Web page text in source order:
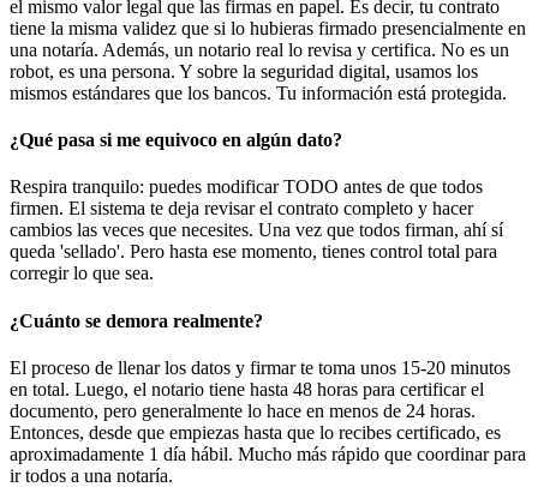
el mismo valor legal que las firmas en papel. Es decir, tu contrato
tiene la misma validez que si lo hubieras firmado presencialmente en
una notaría. Además, un notario real lo revisa y certifica. No es un
robot, es una persona. Y sobre la seguridad digital, usamos los
mismos estándares que los bancos. Tu información está protegida.
¿Qué pasa si me equivoco en algún dato?
Respira tranquilo: puedes modificar TODO antes de que todos
firmen. El sistema te deja revisar el contrato completo y hacer
cambios las veces que necesites. Una vez que todos firman, ahí sí
queda 'sellado'. Pero hasta ese momento, tienes control total para
corregir lo que sea.
¿Cuánto se demora realmente?
El proceso de llenar los datos y firmar te toma unos 15-20 minutos
en total. Luego, el notario tiene hasta 48 horas para certificar el
documento, pero generalmente lo hace en menos de 24 horas.
Entonces, desde que empiezas hasta que lo recibes certificado, es
aproximadamente 1 día hábil. Mucho más rápido que coordinar para
ir todos a una notaría.